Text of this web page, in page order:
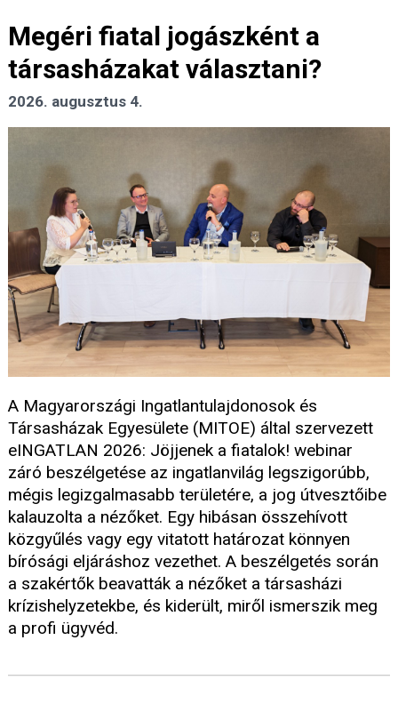
Megéri fiatal jogászként a
társasházakat választani?
2026. augusztus 4.
A Magyarországi Ingatlantulajdonosok és
Társasházak Egyesülete (MITOE) által szervezett
eINGATLAN 2026: Jöjjenek a fiatalok! webinar
záró beszélgetése az ingatlanvilág legszigorúbb,
mégis legizgalmasabb területére, a jog útvesztőibe
kalauzolta a nézőket. Egy hibásan összehívott
közgyűlés vagy egy vitatott határozat könnyen
bírósági eljáráshoz vezethet. A beszélgetés során
a szakértők beavatták a nézőket a társasházi
krízishelyzetekbe, és kiderült, miről ismerszik meg
a profi ügyvéd.